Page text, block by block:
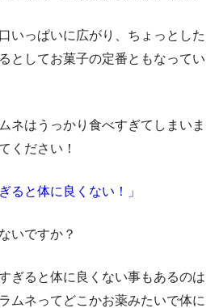
いっぱいに広がり、ちょっとした
としてお菓子の定番ともなってい
ネはうっかり食べすぎてしまいま
ください！
ると体に良くない！」
いですか？
ぎると体に良くない事もあるのは
ムネってどこかお薬みたいで体に